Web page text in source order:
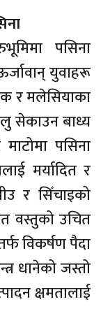
पसिना
युवाहरू
र मलेसियाका
सेकाउन बाध्य
पसिना
मर्यादित र
र सिँचाइको
वस्तुको उचित
विकर्षण पैदा
धानेको जस्तो
क्षमतालाई